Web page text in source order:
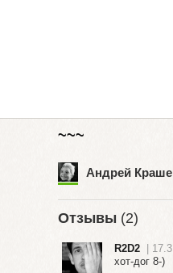
~~~
Андрей
Отзывы (2)
R2D2 |
хот-дог 8-)